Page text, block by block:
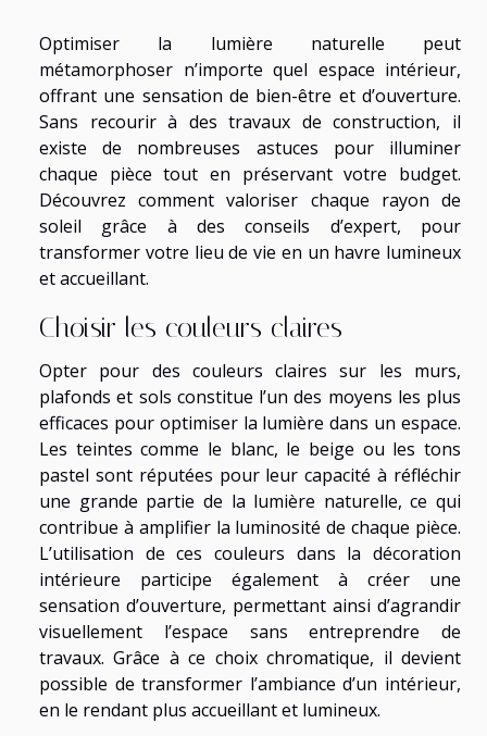
Optimiser la lumière naturelle peut
métamorphoser n’importe quel espace intérieur,
offrant une sensation de bien-être et d’ouverture.
Sans recourir à des travaux de construction, il
existe de nombreuses astuces pour illuminer
chaque pièce tout en préservant votre budget.
Découvrez comment valoriser chaque rayon de
soleil grâce à des conseils d’expert, pour
transformer votre lieu de vie en un havre lumineux
et accueillant.
Choisir les couleurs claires
Opter pour des couleurs claires sur les murs,
plafonds et sols constitue l’un des moyens les plus
efficaces pour optimiser la lumière dans un espace.
Les teintes comme le blanc, le beige ou les tons
pastel sont réputées pour leur capacité à réfléchir
une grande partie de la lumière naturelle, ce qui
contribue à amplifier la luminosité de chaque pièce.
L’utilisation de ces couleurs dans la décoration
intérieure participe également à créer une
sensation d’ouverture, permettant ainsi d’agrandir
visuellement l’espace sans entreprendre de
travaux. Grâce à ce choix chromatique, il devient
possible de transformer l’ambiance d’un intérieur,
en le rendant plus accueillant et lumineux.